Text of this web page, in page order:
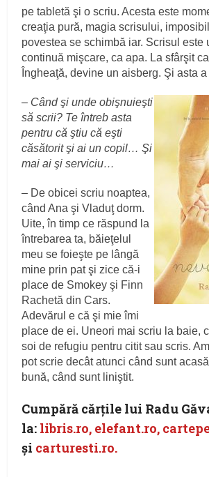
pe tabletă şi o scriu. Acesta este
creaţia pură, magia scrisului,
povestea se schimbă iar. Scrisul este
continuă mişcare, ca apa. La sfârşit
Îngheaţă, devine un aisberg. Şi asta a
– Când şi unde obişnuieşti
să scrii? Te întreb asta
pentru că ştiu că eşti
căsătorit şi ai un copil… Şi
mai ai şi serviciu…
– De obicei scriu noaptea,
când Ana şi Vladuţ dorm.
Uite, în timp ce răspund la
întrebarea ta, băieţelul
meu se foieşte pe lângă
mine prin pat şi zice că-i
place de Smokey şi Finn
Rachetă din Cars.
Adevărul e că şi mie îmi
place de ei. Uneori mai scriu la baie,
soi de refugiu pentru citit sau scris.
pot scrie decât atunci când sunt
bună, când sunt liniştit.
Cumpără cărţile lui Radu
la: libris.ro, elefant.ro,
şi carturesti.ro.